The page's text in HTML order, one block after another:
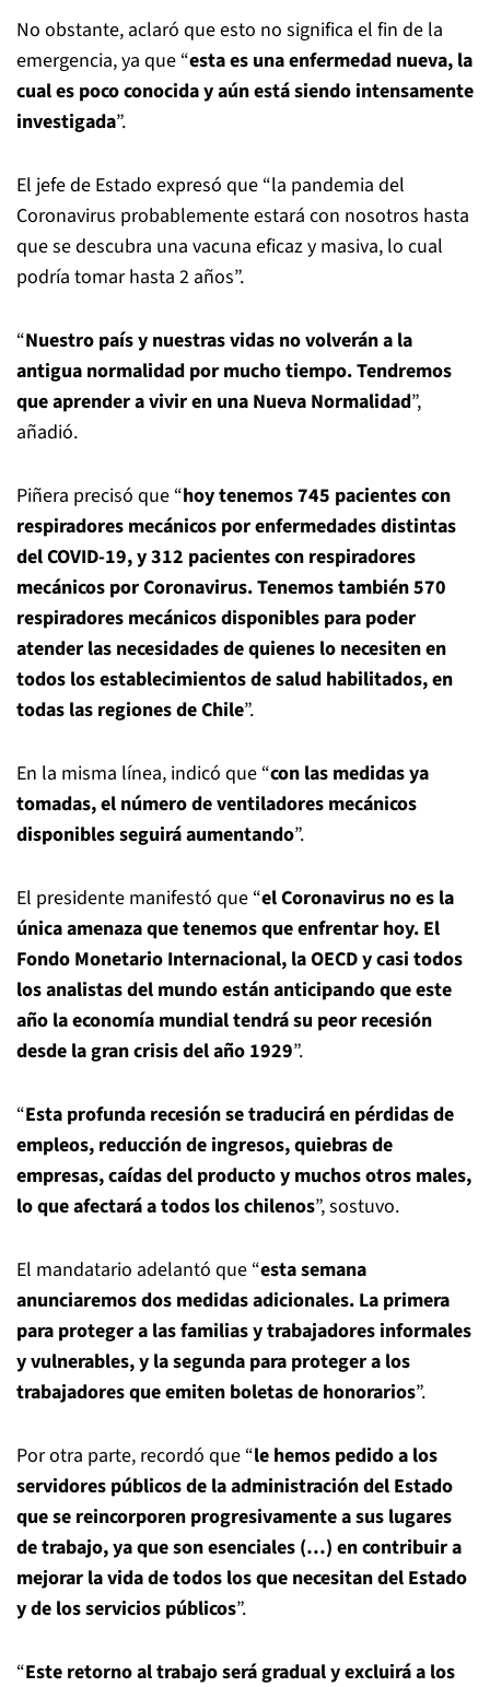
No obstante, aclaró que esto no significa el fin de la
emergencia, ya que “esta es una enfermedad nueva, la
cual es poco conocida y aún está siendo intensamente
investigada”.
El jefe de Estado expresó que “la pandemia del
Coronavirus probablemente estará con nosotros hasta
que se descubra una vacuna eficaz y masiva, lo cual
podría tomar hasta 2 años”.
“Nuestro país y nuestras vidas no volverán a la
antigua normalidad por mucho tiempo. Tendremos
que aprender a vivir en una Nueva Normalidad”,
añadió.
Piñera precisó que “hoy tenemos 745 pacientes con
respiradores mecánicos por enfermedades distintas
del COVID-19, y 312 pacientes con respiradores
mecánicos por Coronavirus. Tenemos también 570
respiradores mecánicos disponibles para poder
atender las necesidades de quienes lo necesiten en
todos los establecimientos de salud habilitados, en
todas las regiones de Chile”.
En la misma línea, indicó que “con las medidas ya
tomadas, el número de ventiladores mecánicos
disponibles seguirá aumentando”.
El presidente manifestó que “el Coronavirus no es la
única amenaza que tenemos que enfrentar hoy. El
Fondo Monetario Internacional, la OECD y casi todos
los analistas del mundo están anticipando que este
año la economía mundial tendrá su peor recesión
desde la gran crisis del año 1929”.
“Esta profunda recesión se traducirá en pérdidas de
empleos, reducción de ingresos, quiebras de
empresas, caídas del producto y muchos otros males,
lo que afectará a todos los chilenos”, sostuvo.
El mandatario adelantó que “esta semana
anunciaremos dos medidas adicionales. La primera
para proteger a las familias y trabajadores informales
y vulnerables, y la segunda para proteger a los
trabajadores que emiten boletas de honorarios”.
Por otra parte, recordó que “le hemos pedido a los
servidores públicos de la administración del Estado
que se reincorporen progresivamente a sus lugares
de trabajo, ya que son esenciales (…) en contribuir a
mejorar la vida de todos los que necesitan del Estado
y de los servicios públicos”.
“Este retorno al trabajo será gradual y excluirá a los